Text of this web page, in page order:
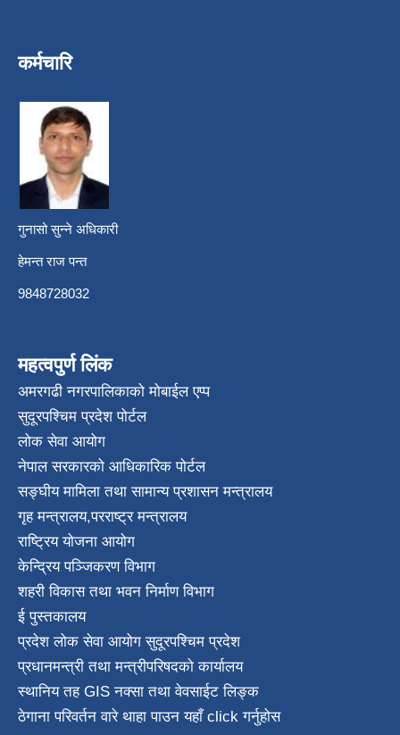
कर्मचारि
गुनासो सुन्ने अधिकारी
हेमन्त राज पन्त
9848728032
महत्वपुर्ण लिंक
अमरगढी नगरपालिकाको मोबाईल एप्प
सुदूरपश्चिम प्रदेश पोर्टल
लोक सेवा आयोग
नेपाल सरकारको आधिकारिक पोर्टल
सङ्घीय मामिला तथा सामान्य प्रशासन मन्त्रालय
गृह मन्त्रालय,परराष्ट्र मन्त्रालय
राष्ट्रिय योजना आयोग
केन्द्रिय पञ्जिकरण विभाग
शहरी विकास तथा भवन निर्माण विभाग
ई पुस्तकालय
प्रदेश लोक सेवा आयोग सुदूरपश्चिम प्रदेश
प्रधानमन्त्री तथा मन्त्रीपरिषदको कार्यालय
स्थानिय तह GIS नक्सा तथा वेवसाईट लिङ्क
ठेगाना परिवर्तन वारे थाहा पाउन यहाँ click गर्नुहोस